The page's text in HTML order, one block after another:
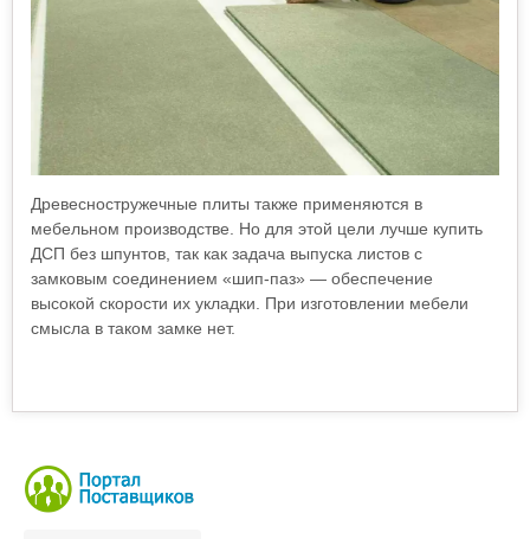
Древесностружечные плиты также применяются в
мебельном производстве. Но для этой цели лучше купить
ДСП без шпунтов, так как задача выпуска листов с
замковым соединением «шип-паз» — обеспечение
высокой скорости их укладки. При изготовлении мебели
смысла в таком замке нет.